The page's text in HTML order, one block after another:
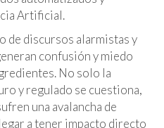
Artificial.
de discursos alarmistas y
confusión y miedo
No solo la
y regulado se cuestiona,
una avalancha de
a tener impacto directo